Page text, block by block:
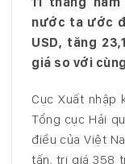
nước ta ước
USD, tăng
giá so với
Cục Xuất nhập
Tổng cục Hải
điều của Việt
tấn, trị giá 358